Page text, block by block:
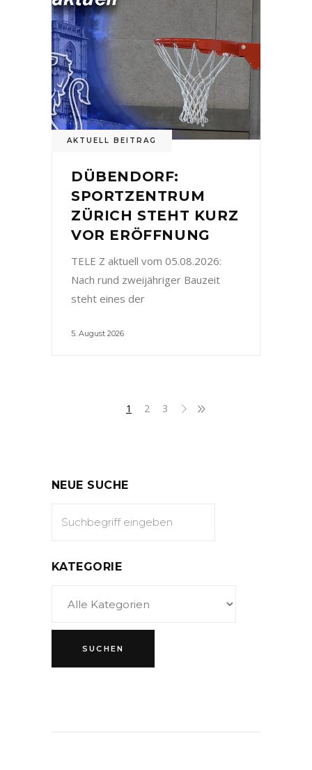
AKTUELL BEITRAG
DÜBENDORF:
SPORTZENTRUM
ZÜRICH STEHT KURZ
VOR ERÖFFNUNG
TELE Z aktuell vom 05.08.2026:
Nach rund zweijähriger Bauzeit
steht eines der
5. August 2026
1 2 3
NEUE SUCHE
KATEGORIE